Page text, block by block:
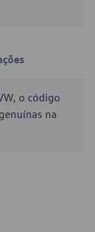
o código
na